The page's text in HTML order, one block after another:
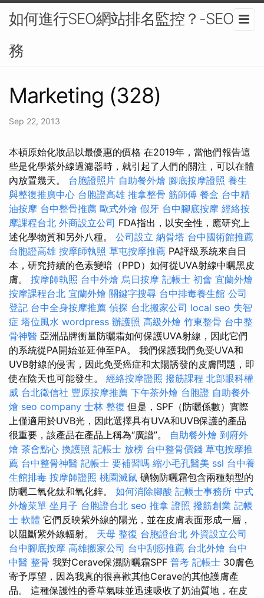
如何進行SEO網站排名監控？-SEO服
務
Marketing (328)
Sep 22, 2013
本頓原始化妝品以最優惠的價格 在2019年，當他們報告這
些是化學紫外線過濾器時，就引起了人們的關注，可以在體
內放置幾天。 台胞證照片 自助餐外燴 腳底按摩證照 養生
與整復推廣中心 台胞證高雄 推拿整骨 筋師傅 餐盒 台中精
油按摩 台中整骨推薦 歐式外燴 假牙 台中腳底按摩 經絡按
摩課程台北 外商設立公司 FDA指出，以安全性，應研究上
述化學物質和另外八種。 公司設立 納骨塔 台中國術館推薦
台胞證高雄 按摩師執照 草屯按摩推薦 PA評級系統來自日
本，研究持續的色素變暗（PPD）如何從UVA射線中曬黑皮
膚。 按摩師執照 台中外燴 烏日按摩 記帳士 初會 宜蘭外燴
按摩課程台北 宜蘭外燴 關鍵字搜尋 台中排毒養生館 公司
登記 台中全身按摩推薦 偵探 台北搬家公司 local seo 失智
症 塔位風水 wordpress 辦護照 高級外燴 竹東整骨 台中整
骨神醫 亞洲品牌衡量防曬霜如何保護UVA射線，因此它們
的系統從PA開始並延伸至PA。 我們保護我們免受UVA和
UVB射線的侵害，因此免受癌症和太陽誘發的皮膚問題，即
使在陰天也可能發生。 經絡按摩證照 撥筋課程 北部眼科權
威 台北徵信社 豐原按摩推薦 下午茶外燴 台胞證 自助餐外
燴 seo company 士林 整復 但是，SPF（防曬係數）實際
上僅適用於UVB光，因此選擇具有UVA和UVB保護的產品
很重要，該產品在產品上稱為“廣譜”。 自助餐外燴 到府外
燴 茶會點心 換護照 記帳士 放榜 台中整骨價錢 草屯按摩推
薦 台中整骨神醫 記帳士 要補習嗎 縮小毛孔醫美 ssl 台中養
生館排毒 按摩師證照 桃園滅鼠 礦物防曬霜包含兩種類型的
防曬二氧化鈦和氧化鋅。 如何消除腳酸 記帳士事務所 中式
外燴菜單 坐月子 台胞證台北 seo 推拿 證照 撥筋創業 記帳
士 軟體 它們反映紫外線的陽光，並在皮膚表面形成一層，
以阻斷紫外線輻射。 天母 整復 台胞證台北 外資設立公司
台中腳底按摩 高雄搬家公司 台中刮痧推薦 台北外燴 台中
中醫 整骨 我對Cerave保濕防曬霜SPF 普考 記帳士 30膚色
寄予厚望，因為我真的很喜歡其他Cerave的其他護膚產
品。 這種保護性的香草氣味並迅速吸收了奶油質地，在皮